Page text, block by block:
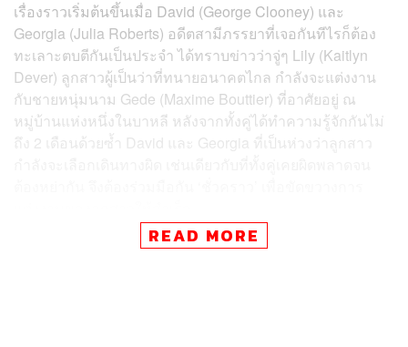
เรื่องราวเริ่มต้นขึ้นเมื่อ David (George Clooney) และ
Georgia (Julia Roberts) อดีตสามีภรรยาที่เจอกันทีไรก็ต้อง
ทะเลาะตบตีกันเป็นประจำ ได้ทราบข่าวว่าจู่ๆ Lily (Kaitlyn
Dever) ลูกสาวผู้เป็นว่าที่ทนายอนาคตไกล กำลังจะแต่งงาน
กับชายหนุ่มนาม Gede (Maxime Bouttier) ที่อาศัยอยู่ ณ
หมู่บ้านแห่งหนึ่งในบาหลี หลังจากทั้งคู่ได้ทำความรู้จักกันไม่
ถึง 2 เดือนด้วยซ้ำ David และ Georgia ที่เป็นห่วงว่าลูกสาว
READ MORE